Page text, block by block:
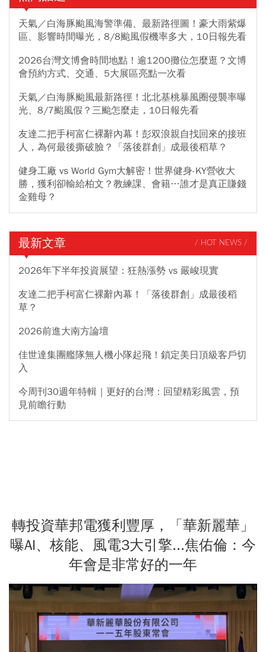
天氣／白海豚颱風海警準備、最新路徑圖！豪大雨紫爆
區、影響時間曝光，8/8颱風假機率多大，10日報先看
2026台灣文博會時間地點！逾1200攤位怎麼逛？文博
會預約方式、交通、5大展區亮點一次看
天氣／白海豚颱風最新路徑！北北基桃暴風圈侵襲率曝
光、8/7颱風假？三颱怎麼走，10日報先看
友達二把手柯富仁裸辭內幕！彭双浪親自找回來的接班
人，為何最後撕破臉？「落後群創」成最後稻草？
健身工廠 vs World Gym大解密！世界健身-KY營收大
勝，獲利卻輸給柏文？教練課、會籍…誰才是真正賺錢
金雞母？
最新文章 / HOT NEWS /
2026年下半年投資展望：狂熱漲勢 vs 嚴峻現實
友達二把手柯富仁裸辭內幕！「落後群創」成最後稻
草？
2026前進大南方論壇
佳世達集團艦隊無人機小隊起飛！鎖定美日頂級客戶切
入
今周刊30週年特輯｜更好的台灣：回望精彩風雲，預
見前瞻行動
轉投資華邦電獲利豐厚，「華新麗華」
曝AI、核能、風電3大引擎...焦佑倫：今
年會是非常好的一年